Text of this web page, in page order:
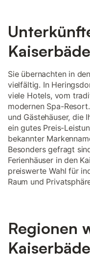
Sie übernachten in
vielfältig. In
viele Hotels, vom
modernen Spa-
und Gästehäuser, die
ein gutes Preis-
bekannter
Besonders gefragt
Ferienhäuser in den
preiswerte Wahl für
Raum und
Regionen